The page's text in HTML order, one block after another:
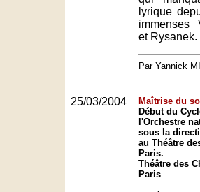
lyrique
immenses
et Rysanek.
Par Yannick
25/03/2004
Maîtrise du
Début du
l'Orchestre
sous la
au Théâtre
Paris.
Théâtre des
Paris